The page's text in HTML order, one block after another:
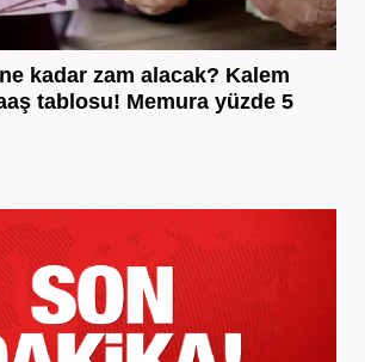
kadar zam alacak? Kalem
tablosu! Memura yüzde 5